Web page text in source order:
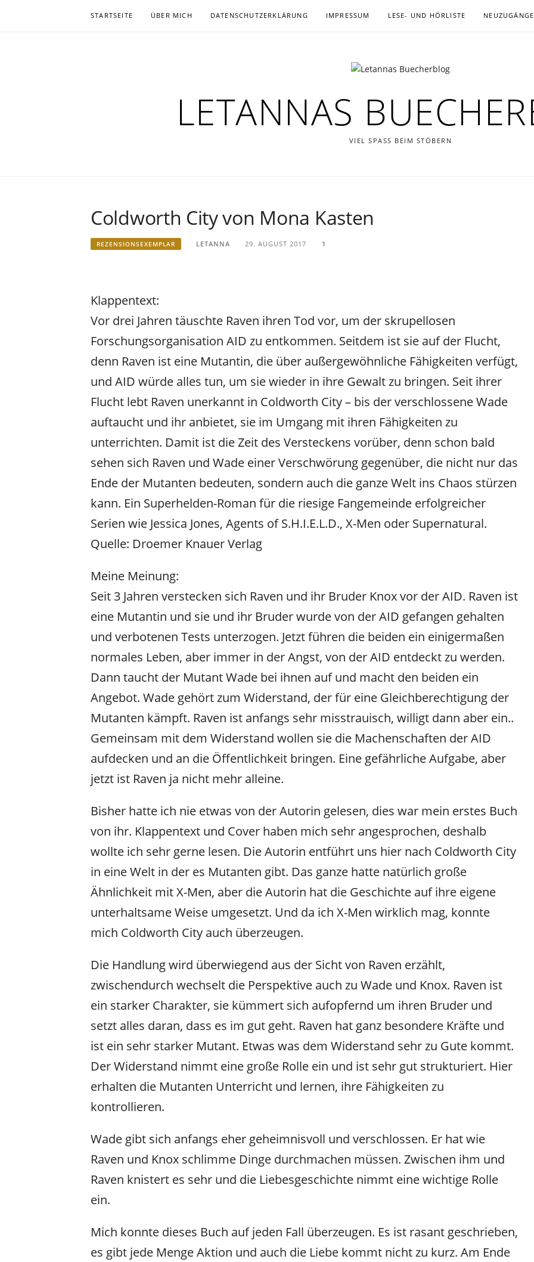
STARTSEITE ÜBER MICH DATENSCHUTZERKLÄRUNG IMPRESSUM LESE- UND HÖRLISTE NEUZUGÄNGE
LETANNAS
VIEL SPASS BEIM STÖBERN
Coldworth City von Mona Kasten
REZENSIONSEXEMPLAR LETANNA 29. AUGUST 2017 1
Klappentext:
Vor drei Jahren täuschte Raven ihren Tod vor, um der skrupellosen
Forschungsorganisation AID zu entkommen. Seitdem ist sie auf der Flucht,
denn Raven ist eine Mutantin, die über außergewöhnliche Fähigkeiten verfügt,
und AID würde alles tun, um sie wieder in ihre Gewalt zu bringen. Seit ihrer
Flucht lebt Raven unerkannt in Coldworth City – bis der verschlossene Wade
auftaucht und ihr anbietet, sie im Umgang mit ihren Fähigkeiten zu
unterrichten. Damit ist die Zeit des Versteckens vorüber, denn schon bald
sehen sich Raven und Wade einer Verschwörung gegenüber, die nicht nur das
Ende der Mutanten bedeuten, sondern auch die ganze Welt ins Chaos stürzen
kann. Ein Superhelden-Roman für die riesige Fangemeinde erfolgreicher
Serien wie Jessica Jones, Agents of S.H.I.E.L.D., X-Men oder Supernatural.
Quelle: Droemer Knauer Verlag
Meine Meinung:
Seit 3 Jahren verstecken sich Raven und ihr Bruder Knox vor der AID. Raven ist
eine Mutantin und sie und ihr Bruder wurde von der AID gefangen gehalten
und verbotenen Tests unterzogen. Jetzt führen die beiden ein einigermaßen
normales Leben, aber immer in der Angst, von der AID entdeckt zu werden.
Dann taucht der Mutant Wade bei ihnen auf und macht den beiden ein
Angebot. Wade gehört zum Widerstand, der für eine Gleichberechtigung der
Mutanten kämpft. Raven ist anfangs sehr misstrauisch, willigt dann aber ein..
Gemeinsam mit dem Widerstand wollen sie die Machenschaften der AID
aufdecken und an die Öffentlichkeit bringen. Eine gefährliche Aufgabe, aber
jetzt ist Raven ja nicht mehr alleine.
Bisher hatte ich nie etwas von der Autorin gelesen, dies war mein erstes Buch
von ihr. Klappentext und Cover haben mich sehr angesprochen, deshalb
wollte ich sehr gerne lesen. Die Autorin entführt uns hier nach Coldworth City
in eine Welt in der es Mutanten gibt. Das ganze hatte natürlich große
Ähnlichkeit mit X-Men, aber die Autorin hat die Geschichte auf ihre eigene
unterhaltsame Weise umgesetzt. Und da ich X-Men wirklich mag, konnte
mich Coldworth City auch überzeugen.
Die Handlung wird überwiegend aus der Sicht von Raven erzählt,
zwischendurch wechselt die Perspektive auch zu Wade und Knox. Raven ist
ein starker Charakter, sie kümmert sich aufopfernd um ihren Bruder und
setzt alles daran, dass es im gut geht. Raven hat ganz besondere Kräfte und
ist ein sehr starker Mutant. Etwas was dem Widerstand sehr zu Gute kommt.
Der Widerstand nimmt eine große Rolle ein und ist sehr gut strukturiert. Hier
erhalten die Mutanten Unterricht und lernen, ihre Fähigkeiten zu
kontrollieren.
Wade gibt sich anfangs eher geheimnisvoll und verschlossen. Er hat wie
Raven und Knox schlimme Dinge durchmachen müssen. Zwischen ihm und
Raven knistert es sehr und die Liebesgeschichte nimmt eine wichtige Rolle
ein.
Mich konnte dieses Buch auf jeden Fall überzeugen. Es ist rasant geschrieben,
es gibt jede Menge Aktion und auch die Liebe kommt nicht zu kurz. Am Ende